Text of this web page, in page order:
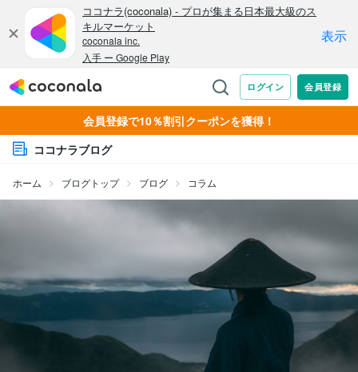
会員登録で10％割引クーポンを獲得！
ココナラブログ
ホーム ブログトップ ブログ コラム